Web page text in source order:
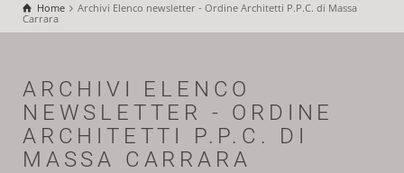
Home
Archivi Elenco newsletter - Ordine Architetti P.P.C. di Massa
Carrara
ARCHIVI ELENCO
NEWSLETTER - ORDINE
ARCHITETTI P.P.C. DI
MASSA CARRARA